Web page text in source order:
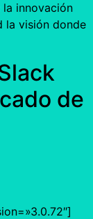
la innovación
la visión donde
de